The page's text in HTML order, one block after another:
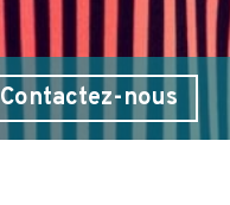
Contactez-nous